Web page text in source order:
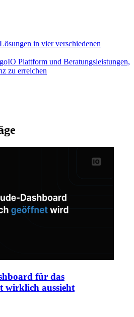
in vier verschiedenen
Plattform und Beratungsleistungen,
zu erreichen
für das
wirklich aussieht